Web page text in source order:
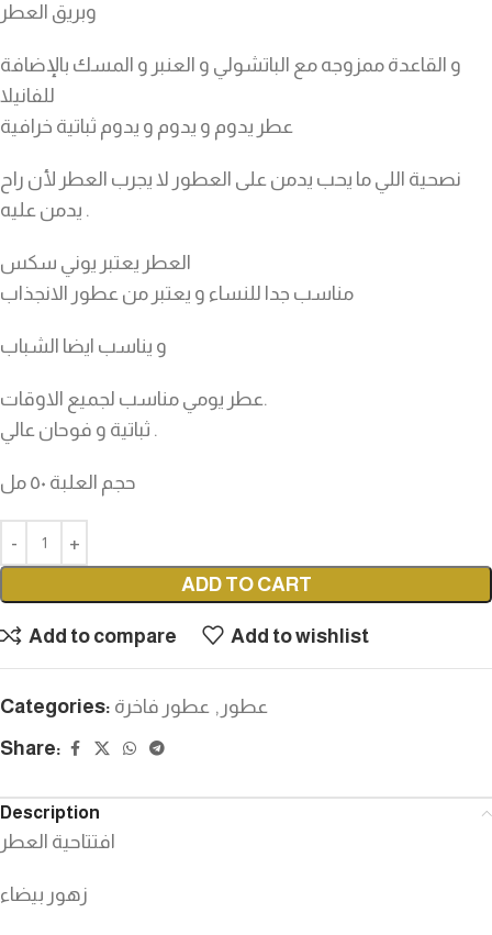
وبريق العطر
و القاعدة ممزوجه مع الباتشولي و العنبر و المسك بالإضافة
للفانيلا
عطر يدوم و يدوم و يدوم ثباتية خرافية
نصحية اللي ما يحب يدمن على العطور لا يجرب العطر لأن راح
يدمن عليه .
العطر يعتبر يوني سكس
مناسب جدا للنساء و يعتبر من عطور الانجذاب
و يناسب ايضا الشباب
عطر يومي مناسب لجميع الاوقات.
ثباتية و فوحان عالي .
حجم العلبة ٥٠ مل
ADD TO CART
Add to compare Add to wishlist
Categories: عطور , عطور فاخرة
Share:
Description
افتتاحية العطر
زهور بيضاء